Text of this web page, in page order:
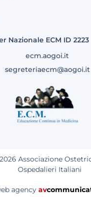
Nazionale ECM ID 2223
ecm.aogoi.it
segreteriaecm@aogoi.it
Associazione
Ospedalieri Italiani
agency av